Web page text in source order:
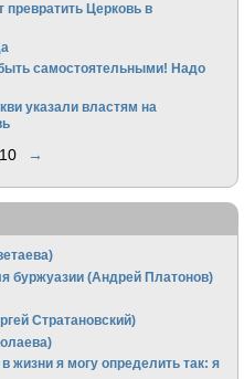
Церковь в
самостоятельными! Надо
указали властям на
→
буржуазии (Андрей Платонов)
Стратановский)
я могу опpеделить так: я